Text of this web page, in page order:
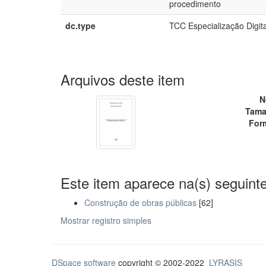
procedimento
dc.type
TCC Especialização
Arquivos deste item
Este item aparece na(s)
Construção de obras públicas [62]
Mostrar registro simples
DSpace software copyright © 2002-2022 LYRASIS